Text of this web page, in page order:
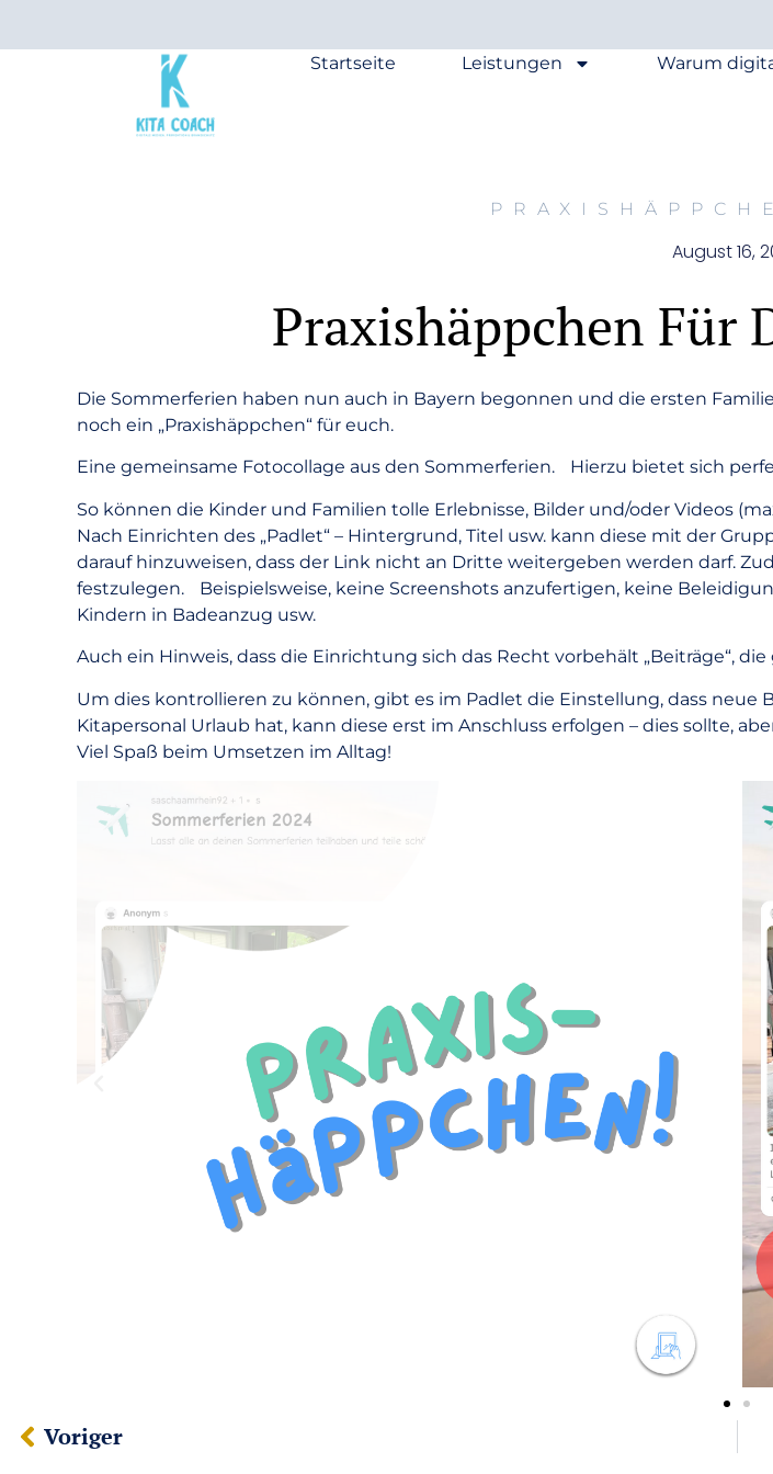
Startseite Leistungen Warum
August 16,
Praxishäppchen Für
Die Sommerferien haben nun auch in Bayern begonnen und die ersten
noch ein „Praxishäppchen“ für euch.
Eine gemeinsame Fotocollage aus den Sommerferien. Hierzu bietet sich
So können die Kinder und Familien tolle Erlebnisse, Bilder und/oder Videos
Nach Einrichten des „Padlet“ – Hintergrund, Titel usw. kann diese mit der
darauf hinzuweisen, dass der Link nicht an Dritte weitergeben werden darf.
festzulegen. Beispielsweise, keine Screenshots anzufertigen, keine
Kindern in Badeanzug usw.
Auch ein Hinweis, dass die Einrichtung sich das Recht vorbehält „Beiträge“,
Um dies kontrollieren zu können, gibt es im Padlet die Einstellung, dass
Kitapersonal Urlaub hat, kann diese erst im Anschluss erfolgen – dies sollte,
Viel Spaß beim Umsetzen im Alltag!
Voriger